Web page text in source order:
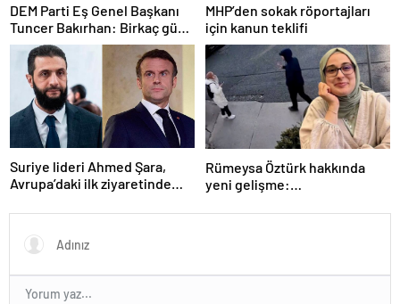
DEM Parti Eş Genel Başkanı
Tuncer Bakırhan: Birkaç gün
içerisinde kongre kararları
açıklanacak
MHP’den sokak röportajları
için kanun teklifi
Suriye lideri Ahmed Şara,
Avrupa’daki ilk ziyaretinde
Rümeysa Öztürk hakkında
yeni gelişme:
geciktirilmemesini istedi